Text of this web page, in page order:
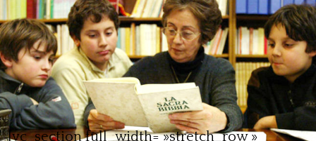
[vc_section full_width= »stretch_row »